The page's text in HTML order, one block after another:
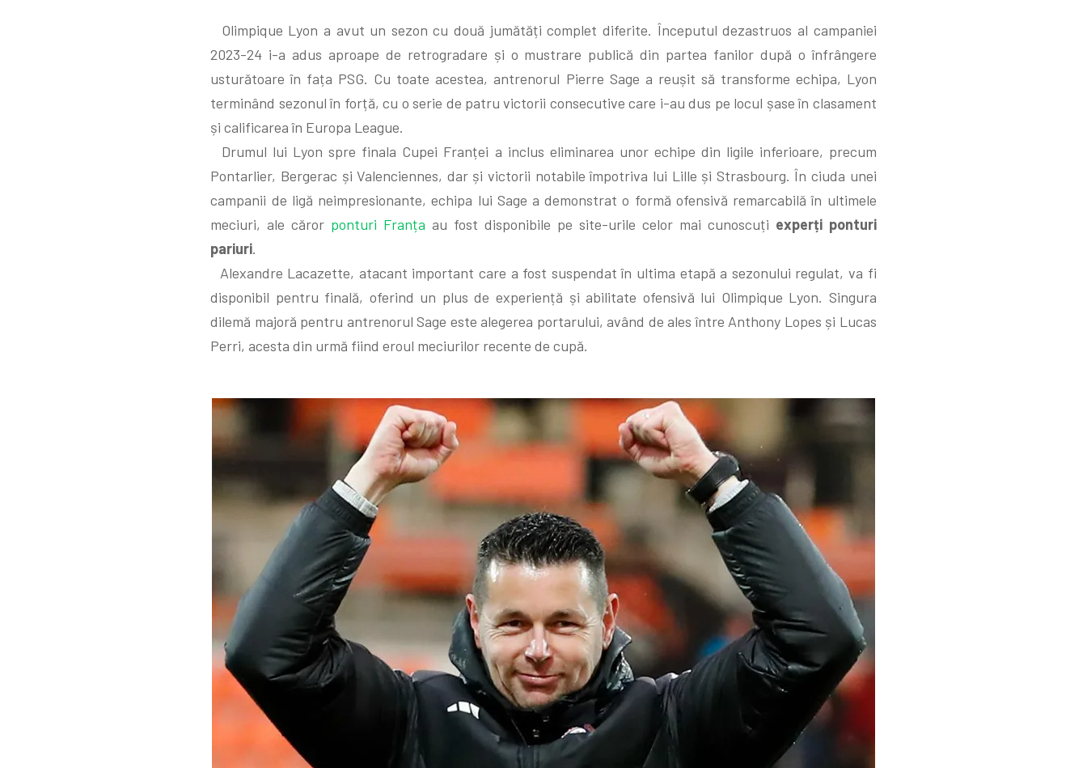
Olimpique Lyon a avut un sezon cu două jumătăți complet diferite. Începutul dezastruos al campaniei
2023-24 i-a adus aproape de retrogradare și o mustrare publică din partea fanilor după o înfrângere
usturătoare în fața PSG. Cu toate acestea, antrenorul Pierre Sage a reușit să transforme echipa, Lyon
terminând sezonul în forță, cu o serie de patru victorii consecutive care i-au dus pe locul șase în clasament
și calificarea în Europa League.
Drumul lui Lyon spre finala Cupei Franței a inclus eliminarea unor echipe din ligile inferioare, precum
Pontarlier, Bergerac și Valenciennes, dar și victorii notabile împotriva lui Lille și Strasbourg. În ciuda unei
campanii de ligă neimpresionante, echipa lui Sage a demonstrat o formă ofensivă remarcabilă în ultimele
meciuri, ale căror ponturi Franța au fost disponibile pe site-urile celor mai cunoscuți experți ponturi
pariuri.
Alexandre Lacazette, atacant important care a fost suspendat în ultima etapă a sezonului regulat, va fi
disponibil pentru finală, oferind un plus de experiență și abilitate ofensivă lui Olimpique Lyon. Singura
dilemă majoră pentru antrenorul Sage este alegerea portarului, având de ales între Anthony Lopes și Lucas
Perri, acesta din urmă fiind eroul meciurilor recente de cupă.